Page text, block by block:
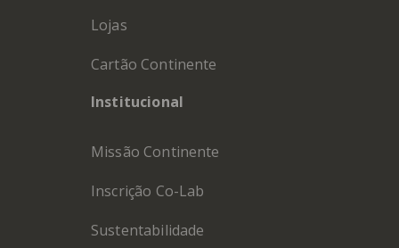
Lojas
Cartão Continente
Institucional
Missão Continente
Inscrição Co-Lab
Sustentabilidade